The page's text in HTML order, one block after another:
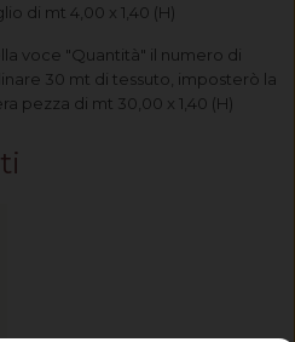
di mt 4,00 x 1,40 (H)
voce "Quantità" il numero di
30 mt di tessuto, imposterò la
pezza di mt 30,00 x 1,40 (H)